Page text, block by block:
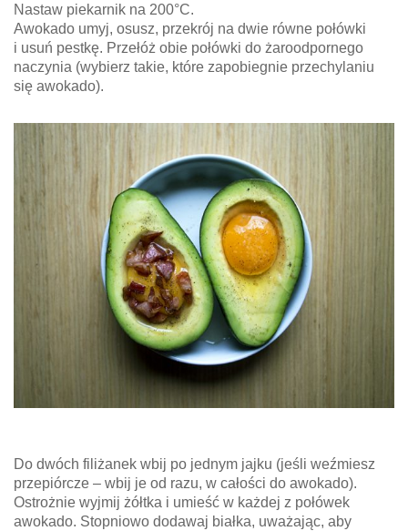
Nastaw piekarnik na 200°C.
Awokado umyj, osusz, przekrój na dwie równe połówki
i usuń pestkę. Przełóż obie połówki do żaroodpornego
naczynia (wybierz takie, które zapobiegnie przechylaniu
się awokado).
Do dwóch filiżanek wbij po jednym jajku (jeśli weźmiesz
przepiórcze – wbij je od razu, w całości do awokado).
Ostrożnie wyjmij żółtka i umieść w każdej z połówek
awokado. Stopniowo dodawaj białka, uważając, aby